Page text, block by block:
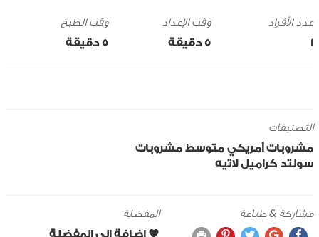
1
وقت الإعداد
5 ‎دقيقة
وقت الطبخ
5 ‎دقيقة
التصنيفات
مشروبات أمريكي متوسط مشروبات
سولتد كراميل لاتيه
مشاركة & طباعة المفضلة